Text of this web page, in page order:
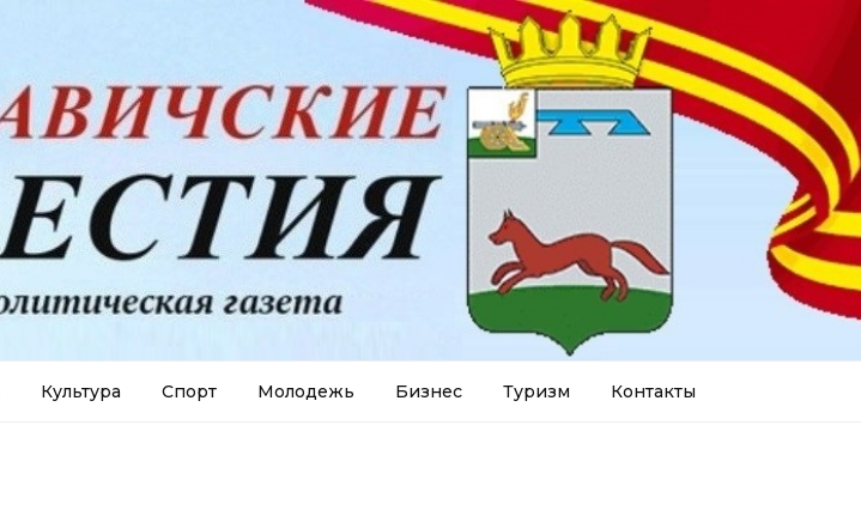
Культура Спорт Молодежь Бизнес Туризм Контакты